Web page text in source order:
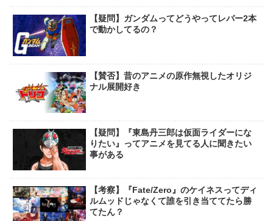
【疑問】ガンダムってどうやってレバー2本
で動かしてるの？
【賛否】昔のアニメの原作無視したオリジ
ナル展開好き
【疑問】『東島丹三郎は仮面ライダーにな
りたい』ってアニメを見てる人に聞きたい
事がある
【考察】『Fate/Zero』のケイネスってディ
ルムッドじゃなくて誰を引き当ててたら勝
てたん？